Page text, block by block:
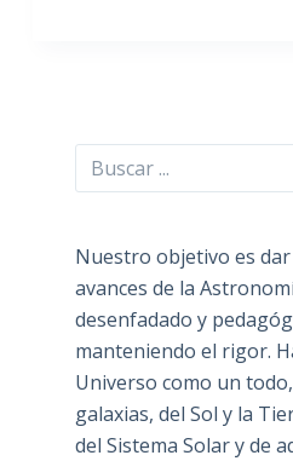
Buscar
Nuestro objetivo es
avances de la
desenfadado y
manteniendo el rigor.
Universo como un
galaxias, del Sol y la
del Sistema Solar y de